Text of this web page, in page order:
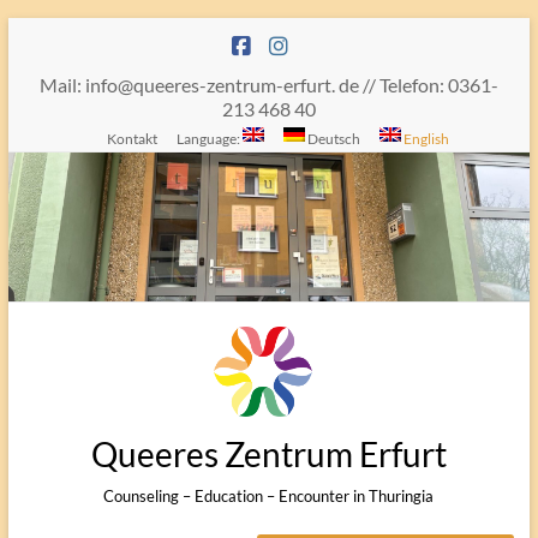
content
Mail: info@queeres-zentrum-erfurt. de // Telefon: 0361-
213 468 40
Kontakt Language: Deutsch English
Queeres Zentrum Erfurt
Counseling – Education – Encounter in Thuringia